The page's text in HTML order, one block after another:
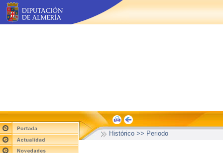
Histórico >> Periodo